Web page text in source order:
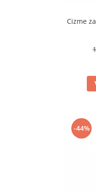
Cizme
-44%